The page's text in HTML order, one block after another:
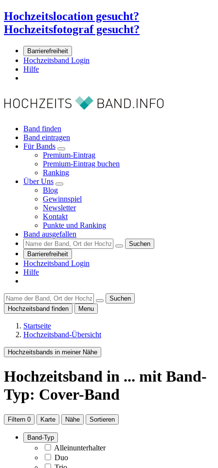
Hochzeitslocation gesucht?
Hochzeitsfotograf gesucht?
Barrierefreiheit
Hochzeitsband Login
Hilfe
Band finden
Band eintragen
Für Bands
Premium-Eintrag
Premium-Eintrag buchen
Ranking
Über Uns
Blog
Gewinnspiel
Newsletter
Kontakt
Punkte und Ranking
Band ausgefallen
Suchen
Barrierefreiheit
Hochzeitsband Login
Hilfe
Suchen
Hochzeitsband finden
Menu
Startseite
Hochzeitsband-Übersicht
Hochzeitsbands in meiner Nähe
Hochzeitsband in ... mit Band-
Typ: Cover-Band
Filtern 0 Karte Nähe Sortieren
Band-Typ
Alleinunterhalter
Duo